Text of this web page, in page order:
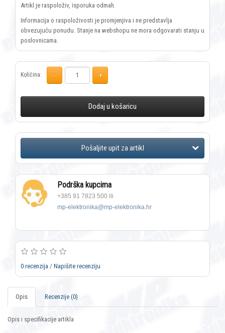
Artikl je raspoloživ, isporuka odmah.
Informacija o raspoloživosti je promjenjiva i ne predstavlja
obvezujuću ponudu. Stanje na webshopu ne mora odgovarati stanju u
poslovnicama.
Količina:
Dodaj u košaricu
Podrška kupcima
+385 91 7823 500 ili
mp-elektronika@mp-elektronika.hr
0 recenzija / Napišite recenziju
Opis Recenzije (0)
Opis i specifikacije artikla